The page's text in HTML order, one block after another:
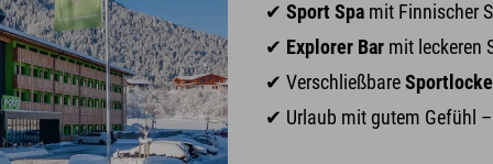
✔Sport Spa mit Finnischer
✔ Explorer Bar mit leckeren
✔ Verschließbare
✔ Urlaub mit gutem Gefühl –